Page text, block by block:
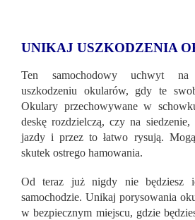
UNIKAJ USZKODZENIA
Ten samochodowy uchwyt na
uszkodzeniu okularów, gdy te
Okulary przechowywane w
deskę rozdzielczą, czy na siedzenie,
jazdy i przez to łatwo rysują.
skutek ostrego hamowania.
Od teraz już nigdy nie będziesz
samochodzie. Unikaj porysowania
w bezpiecznym miejscu, gdzie